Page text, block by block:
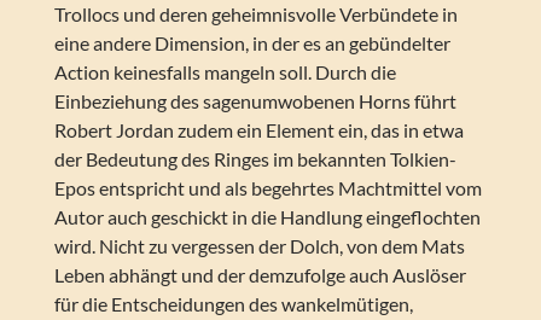
Trollocs und deren geheimnisvolle Verbündete in
eine andere Dimension, in der es an gebündelter
Action keinesfalls mangeln soll. Durch die
Einbeziehung des sagenumwobenen Horns führt
Robert Jordan zudem ein Element ein, das in etwa
der Bedeutung des Ringes im bekannten Tolkien-
Epos entspricht und als begehrtes Machtmittel vom
Autor auch geschickt in die Handlung eingeflochten
wird. Nicht zu vergessen der Dolch, von dem Mats
Leben abhängt und der demzufolge auch Auslöser
für die Entscheidungen des wankelmütigen,